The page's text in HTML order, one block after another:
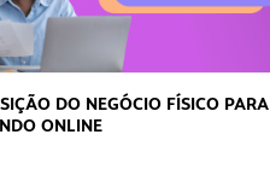
DO NEGÓCIO FÍSICO PARA
ONLINE